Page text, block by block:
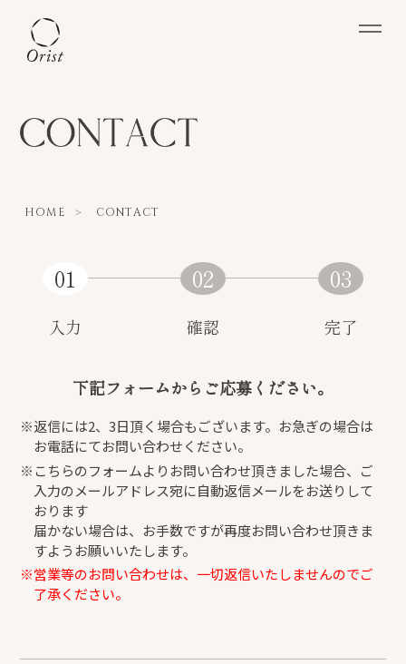
HOME ＞ CONTACT
入力 確認 完了
下記フォームからご応募ください。
返信には2、3日頂く場合もございます。お急ぎの場合は
お電話にてお問い合わせください。
こちらのフォームよりお問い合わせ頂きました場合、ご
入力のメールアドレス宛に自動返信メールをお送りして
おります
届かない場合は、お手数ですが再度お問い合わせ頂きま
すようお願いいたします。
営業等のお問い合わせは、一切返信いたしませんのでご
了承ください。